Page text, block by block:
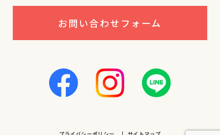
お問い合わせフォーム